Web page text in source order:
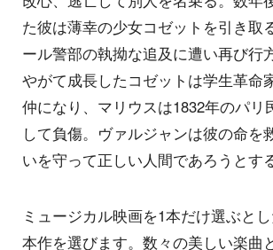
た彼は薄幸の少女コゼットを引き取
ール警部の執拗な追及に遭い再び行
やがて成長したコゼットは学生革命
仲になり、マリウスは1832年のパリ
して負傷。ヴァルジャンは彼の命を
いを守って正しい人間であろうとする
ミュージカル映画を1本だけ選ぶと
本作を選びます。数々の美しい楽曲